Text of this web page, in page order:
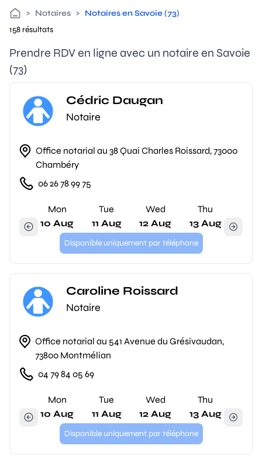
> Notaires > Notaires en Savoie (73)
158 résultats
Prendre RDV en ligne avec un notaire en Savoie
(73)
Cédric Daugan
Notaire
Office notarial au 38 Quai Charles Roissard, 73000
Chambéry
06 26 78 99 75
Mon
10 Aug
Tue
11 Aug
Wed
12 Aug
Thu
13 Aug
Disponible uniquement par téléphone
Caroline Roissard
Notaire
Office notarial au 541 Avenue du Grésivaudan,
73800 Montmélian
04 79 84 05 69
Mon
10 Aug
Tue
11 Aug
Wed
12 Aug
Thu
13 Aug
Disponible uniquement par téléphone